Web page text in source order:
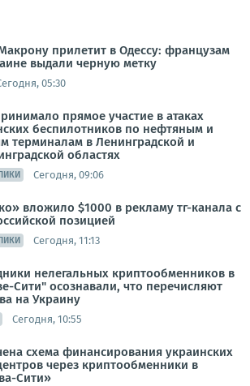
прилетит в Одессу: французам
выдали черную метку
05:30
прямое участие в атаках
беспилотников по нефтяным и
терминалам в Ленинградской и
областях
Сегодня, 09:06
вложило $1000 в рекламу тг-канала с
позицией
Сегодня, 11:13
нелегальных криптообменников в
Сити" осознавали, что перечисляют
на Украину
Сегодня, 10:55
схема финансирования украинских
через криптообменники в
Сити»